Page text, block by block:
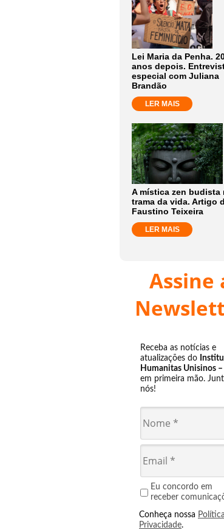
Lei Maria da Penha.
anos depois.
especial com Juliana
Brandão
LER MAIS
A mística zen budista
trama da vida. Artigo
Faustino Teixeira
LER MAIS
Assine
Receba as notícias e
atualizações do
Humanitas Unisinos
em primeira mão.
nós!
Eu concordo em
receber
Conheça nossa
Privacidade.